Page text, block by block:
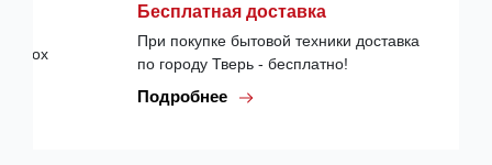
Бесплатная доставка
При покупке бытовой техники доставка
по городу Тверь - бесплатно!
Подробнее